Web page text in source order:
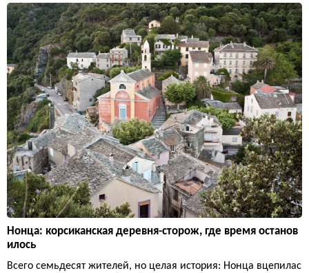
Нонца: корсиканская деревня-сторож, где время останов
илось
Всего семьдесят жителей, но целая история: Нонца вцепилас